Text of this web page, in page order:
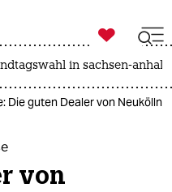

taz zahl ich
in sachsen-anhalt
Die guten Dealer von Neukölln
von